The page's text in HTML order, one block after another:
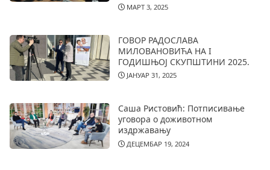
МАРТ 3, 2025
ГОВОР РАДОСЛАВА
МИЛОВАНОВИЋА НА I
ГОДИШЊОЈ СКУПШТИНИ 2025.
ЈАНУАР 31, 2025
Саша Ристовић: Потписивање
уговора о доживотном
издржавању
ДЕЦЕМБАР 19, 2024